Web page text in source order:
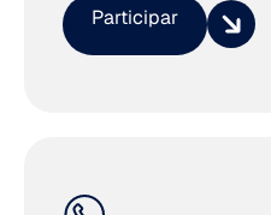
Participar